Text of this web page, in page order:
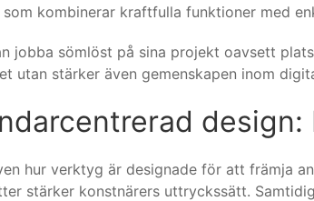
kombinerar kraftfulla funktioner med
jobba sömlöst på sina projekt oavsett
utan stärker även gemenskapen inom
hur verktyg är designade för att främja
stärker konstnärers uttryckssätt.